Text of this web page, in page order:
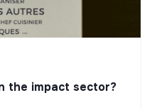
the impact sector?